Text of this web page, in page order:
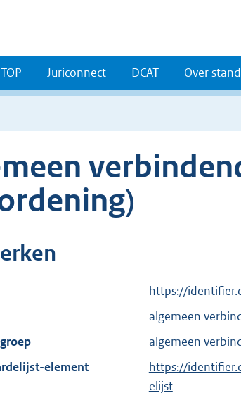
Juriconnect DCAT Over
https://
algemeen
algemeen
element
https://
elijst